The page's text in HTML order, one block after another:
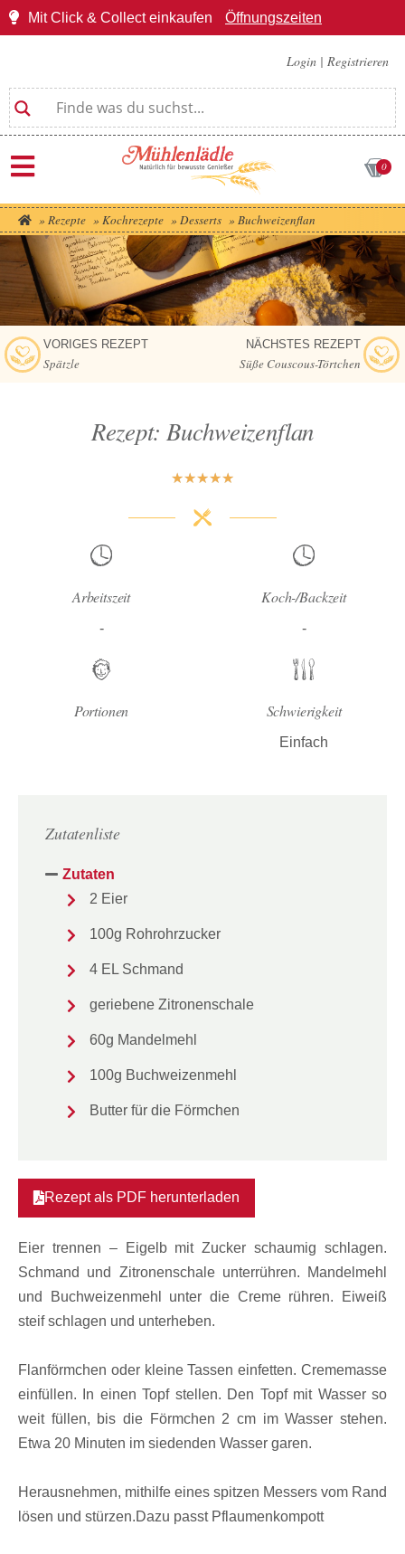
Mit Click & Collect einkaufen Öffnungszeiten
Login | Registrieren
0
» Rezepte » Kochrezepte » Desserts » Buchweizenflan
VORIGES REZEPT
Spätzle
NÄCHSTES REZEPT
Süße Couscous-Törtchen
Rezept: Buchweizenflan
★★★★★
Arbeitszeit
-
Koch-/Backzeit
-
Portionen Schwierigkeit
Einfach
Zutatenliste
Zutaten
2 Eier
100g Rohrohrzucker
4 EL Schmand
geriebene Zitronenschale
60g Mandelmehl
100g Buchweizenmehl
Butter für die Förmchen
Rezept als PDF herunterladen
Eier trennen – Eigelb mit Zucker schaumig schlagen.
Schmand und Zitronenschale unterrühren. Mandelmehl
und Buchweizenmehl unter die Creme rühren. Eiweiß
steif schlagen und unterheben.
Flanförmchen oder kleine Tassen einfetten. Crememasse
einfüllen. In einen Topf stellen. Den Topf mit Wasser so
weit füllen, bis die Förmchen 2 cm im Wasser stehen.
Etwa 20 Minuten im siedenden Wasser garen.
Herausnehmen, mithilfe eines spitzen Messers vom Rand
lösen und stürzen.Dazu passt Pflaumenkompott